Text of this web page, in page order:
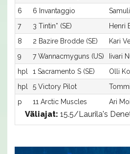
6
6 Invantaggio
7
3 Tintin* (SE) Henri
8
2 Bazire Brodde (SE) Kari
9
7 Wannacmyguns (US) Iivari
hpl
1 Sacramento S (SE) Olli
hpl
5 Victory Pilot
p
11 Arctic Muscles Ari
Väliajat: 15.5/Laurila's